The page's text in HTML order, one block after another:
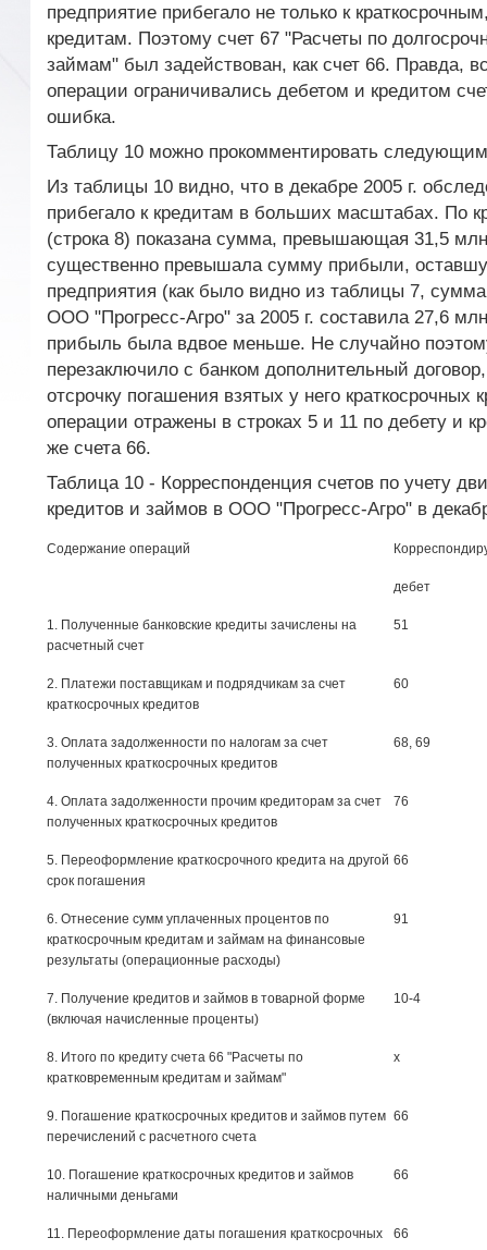
предприятие прибегало не только к
кредитам. Поэтому счет 67 "Расчеты по
займам" был задействован, как счет 66. Правда,
операции ограничивались дебетом и кредитом
ошибка.
Таблицу 10 можно прокомментировать
Из таблицы 10 видно, что в декабре 2005 г.
прибегало к кредитам в больших масштабах. По
(строка 8) показана сумма, превышающая 31,5
существенно превышала сумму прибыли,
предприятия (как было видно из таблицы 7,
ООО "Прогресс-Агро" за 2005 г. составила 27,6
прибыль была вдвое меньше. Не случайно
перезаключило с банком дополнительный
отсрочку погашения взятых у него краткосрочных
операции отражены в строках 5 и 11 по дебету и
же счета 66.
Таблица 10 - Корреспонденция счетов по учету
кредитов и займов в ООО "Прогресс-Агро" в
Содержание операций
дебет
1. Полученные банковские кредиты зачислены на
расчетный счет
51
2. Платежи поставщикам и подрядчикам за счет
краткосрочных кредитов
60
3. Оплата задолженности по налогам за счет
полученных краткосрочных кредитов
68, 69
4. Оплата задолженности прочим кредиторам за счет
полученных краткосрочных кредитов
76
5. Переоформление краткосрочного кредита на другой
срок погашения
66
6. Отнесение сумм уплаченных процентов по
краткосрочным кредитам и займам на финансовые
результаты (операционные расходы)
91
7. Получение кредитов и займов в товарной форме
(включая начисленные проценты)
10-4
8. Итого по кредиту счета 66 "Расчеты по
кратковременным кредитам и займам"
х
9. Погашение краткосрочных кредитов и займов путем
перечислений с расчетного счета
66
10. Погашение краткосрочных кредитов и займов
наличными деньгами
66
11. Переоформление даты погашения краткосрочных
66